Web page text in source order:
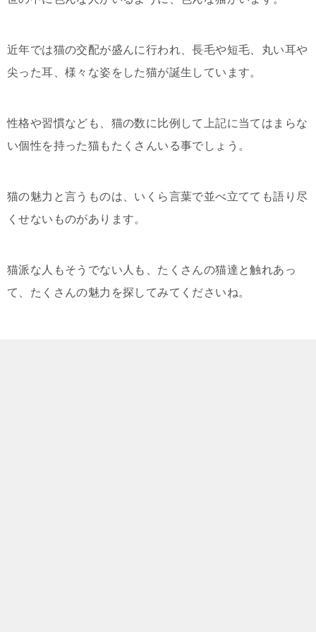
近年では猫の交配が盛んに行われ、長毛や短毛、丸い耳や
尖った耳、様々な姿をした猫が誕生しています。
性格や習慣なども、猫の数に比例して上記に当てはまらな
い個性を持った猫もたくさんいる事でしょう。
猫の魅力と言うものは、いくら言葉で並べ立てても語り尽
くせないものがあります。
猫派な人もそうでない人も、たくさんの猫達と触れあっ
て、たくさんの魅力を探してみてくださいね。